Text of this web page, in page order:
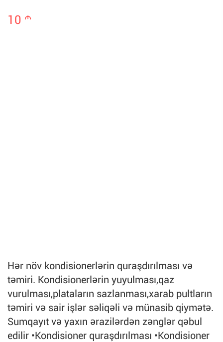
10 m
Hər növ kondisionerlərin quraşdırılması və
təmiri. Kondisionerlərin yuyulması,qaz
vurulması,plataların sazlanması,xarab pultların
təmiri və sair işlər səliqəli və münasib qiymətə.
Sumqayıt və yaxın ərazilərdən zənglər qəbul
edilir •Kondisioner quraşdırılması •Kondisioner